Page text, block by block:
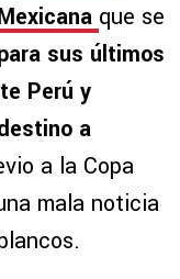
que se
sus últimos
Perú y
a
a la Copa
mala noticia